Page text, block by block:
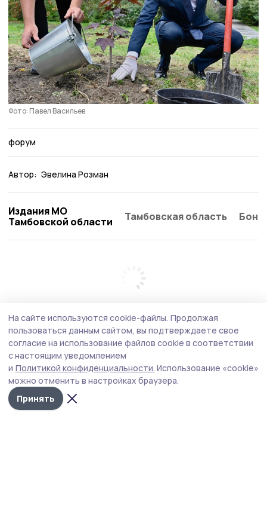
Фото: Павел Васильев
форум
Автор: Эвелина Розман
Издания МО
Тамбовской области
Тамбовская область
На сайте используются cookie-файлы. Продолжая
пользоваться данным сайтом, вы подтверждаете свое
согласие на использование файлов cookie в соответствии
с настоящим уведомлением
и Политикой конфиденциальности. Использование «cookie»
можно отменить в настройках браузера.
Принять